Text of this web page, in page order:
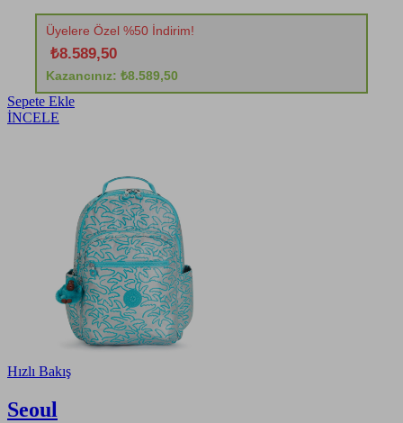
Üyelere Özel %50 İndirim!
₺8.589,50
Kazancınız: ₺8.589,50
Sepete Ekle
İNCELE
Hızlı Bakış
Seoul